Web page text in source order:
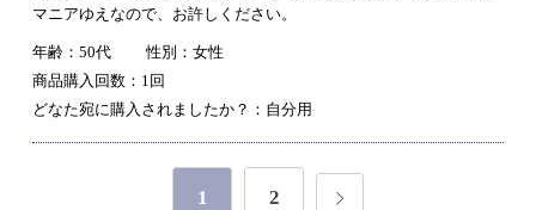
マニアゆえなので、お許しください。
年齢：50代
性別：女性
商品購入回数：1回
どなた宛に購入されましたか？：自分用
1 2